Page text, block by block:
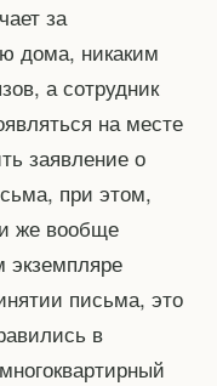
за
дома, никаким
а сотрудник
на месте
заявление о
при этом,
же вообще
экземпляре
письма, это
в